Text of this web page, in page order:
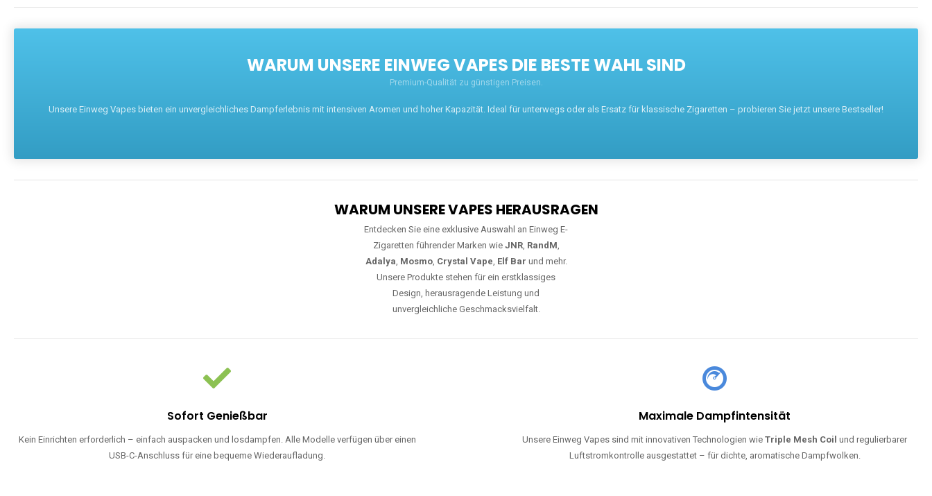
WARUM UNSERE EINWEG VAPES DIE BESTE WAHL SIND
Premium-Qualität zu günstigen Preisen.
Unsere Einweg Vapes bieten ein unvergleichliches Dampferlebnis mit intensiven Aromen und hoher Kapazität. Ideal für unterwegs oder als Ersatz für klassische Zigaretten – probieren Sie jetzt unsere Bestseller!
WARUM UNSERE VAPES HERAUSRAGEN
Entdecken Sie eine exklusive Auswahl an Einweg E-
Zigaretten führender Marken wie JNR, RandM,
Adalya, Mosmo, Crystal Vape, Elf Bar und mehr.
Unsere Produkte stehen für ein erstklassiges
Design, herausragende Leistung und
unvergleichliche Geschmacksvielfalt.
Sofort Genießbar
Kein Einrichten erforderlich – einfach auspacken und losdampfen. Alle Modelle verfügen über einen
USB-C-Anschluss für eine bequeme Wiederaufladung.
Maximale Dampfintensität
Unsere Einweg Vapes sind mit innovativen Technologien wieTriple Mesh Coil und regulierbarer
Luftstromkontrolle ausgestattet – für dichte, aromatische Dampfwolken.